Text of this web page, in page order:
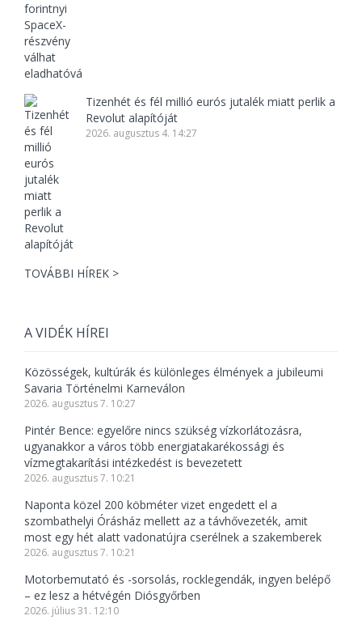
Tizenhét és fél millió eurós jutalék miatt perlik a
Revolut alapítóját
2026. augusztus 4. 14:27
TOVÁBBI HÍREK >
A VIDÉK HÍREI
Közösségek, kultúrák és különleges élmények a jubileumi
Savaria Történelmi Karneválon
2026. augusztus 7. 10:27
Pintér Bence: egyelőre nincs szükség vízkorlátozásra,
ugyanakkor a város több energiatakarékossági és
vízmegtakarítási intézkedést is bevezetett
2026. augusztus 7. 10:21
Naponta közel 200 köbméter vizet engedett el a
szombathelyi Órásház mellett az a távhővezeték, amit
most egy hét alatt vadonatújra cserélnek a szakemberek
2026. augusztus 7. 10:21
Motorbemutató és -sorsolás, rocklegendák, ingyen belépő
– ez lesz a hétvégén Diósgyőrben
2026. július 31. 12:10